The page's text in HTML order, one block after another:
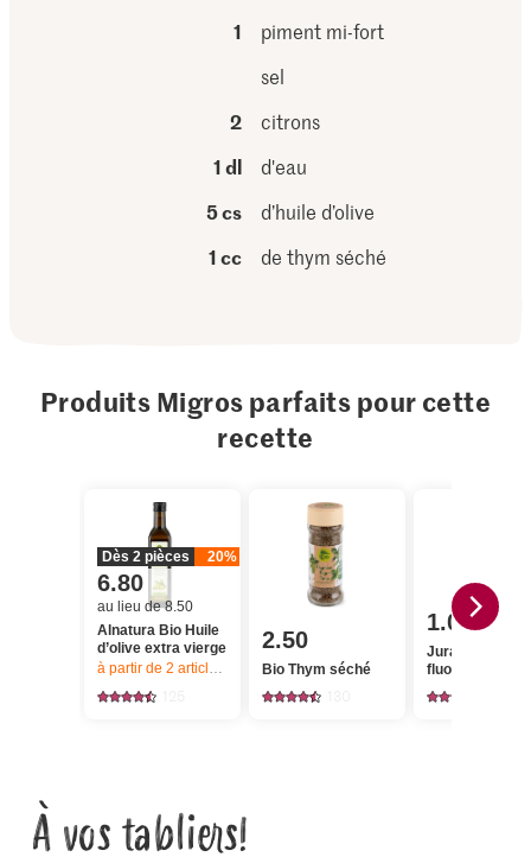
1
piment mi-fort
sel
2
citrons
1 dl
d'eau
5 cs
d’huile d’olive
1 cc
de thym séché
Produits Migros parfaits pour cette
recette
Dès 2 pièces 20%
6.80
au lieu de 8.50
Alnatura Bio Huile
d’olive extra vierge
à partir de 2 articles, Offre valable du 6.8 au 12.8.2026, jusqu’à
2.50
Bio Thym séché
1.05
Jura Sel Sel
fluoré
À vos tabliers!